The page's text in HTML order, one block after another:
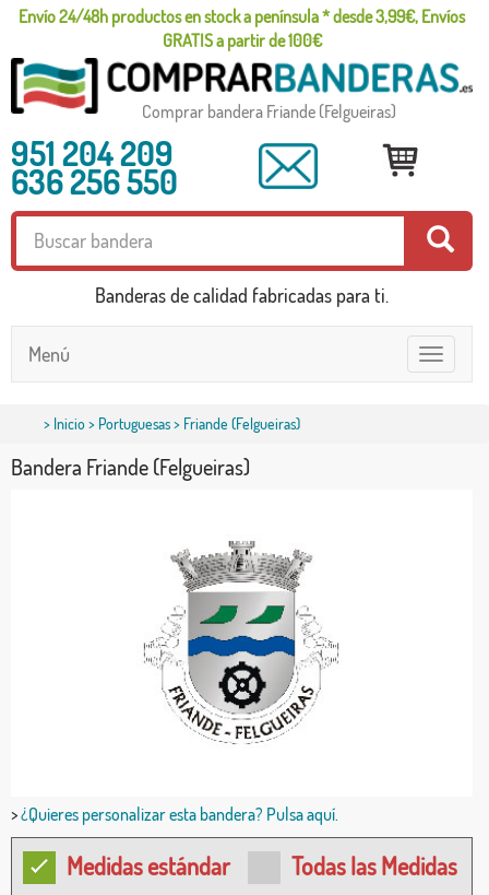
Envío 24/48h productos en stock a península * desde 3,99€, Envíos
GRATIS a partir de 100€
Comprar bandera Friande (Felgueiras)
951 204 209
636 256 550
Banderas de calidad fabricadas para ti.
Toggle
navigation
Menú
> Inicio> Portuguesas> Friande (Felgueiras)
Bandera Friande (Felgueiras)
>¿Quieres personalizar esta bandera? Pulsa aquí.
Medidas estándar Todas las Medidas